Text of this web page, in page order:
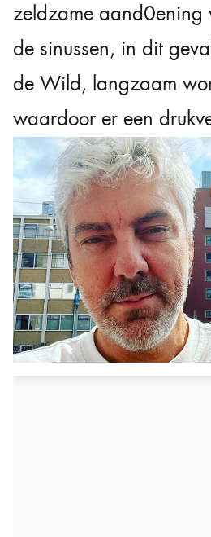
zeldzame aand0ening
de sinussen, in dit
de Wild, langzaam
waardoor er een